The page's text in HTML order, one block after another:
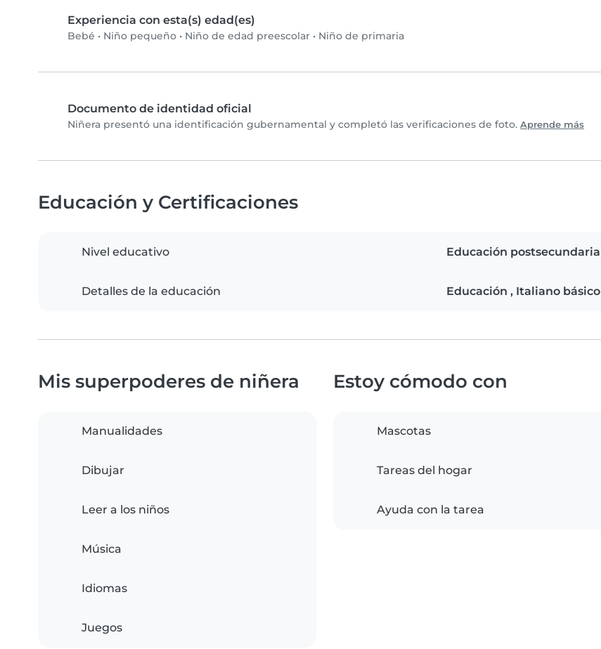
Experiencia con esta(s) edad(es)
Bebé • Niño pequeño • Niño de edad preescolar • Niño de primaria
Documento de identidad oficial
Niñera presentó una identificación gubernamental y completó las verificaciones de foto. Aprende más
Educación y Certificaciones
Nivel educativo Educación postsecundaria
Detalles de la educación Educación , Italiano básico
Mis superpoderes de niñera
Manualidades
Dibujar
Leer a los niños
Música
Idiomas
Juegos
Estoy cómodo con
Mascotas
Tareas del hogar
Ayuda con la tarea